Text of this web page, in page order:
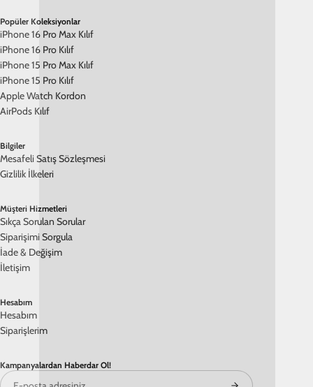
Popüler Koleksiyonlar
iPhone 16 Pro Max Kılıf
iPhone 16 Pro Kılıf
iPhone 15 Pro Max Kılıf
iPhone 15 Pro Kılıf
Apple Watch Kordon
AirPods Kılıf
Bilgiler
Mesafeli Satış Sözleşmesi
Gizlilik İlkeleri
Müşteri Hizmetleri
Sıkça Sorulan Sorular
Siparişimi Sorgula
İade & Değişim
İletişim
Hesabım
Hesabım
Siparişlerim
Kampanyalardan Haberdar Ol!